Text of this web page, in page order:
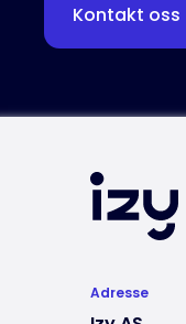
Kontakt oss
Adresse